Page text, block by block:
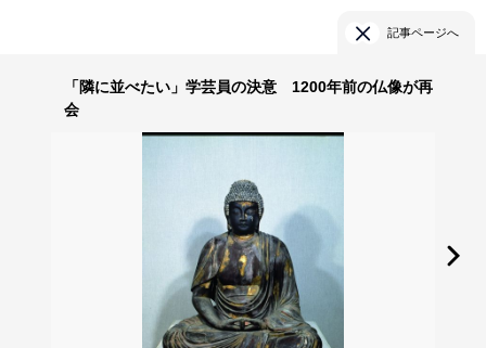
記事ページへ
「隣に並べたい」学芸員の決意 1200年前の仏像が再
会